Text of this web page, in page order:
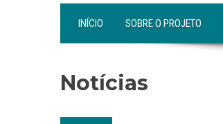
INÍCIO SOBRE O PROJETO
Notícias